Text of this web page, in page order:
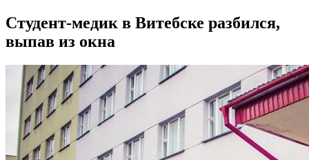
Студент-медик в Витебске разбился,
выпав из окна